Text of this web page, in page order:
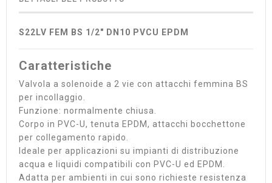
S22LV FEM BS 1/2" DN10 PVCU EPDM
Caratteristiche
Valvola a solenoide a 2 vie con attacchi femmina BS
per incollaggio.
Funzione: normalmente chiusa.
Corpo in PVC-U, tenuta EPDM, attacchi bocchettone
per collegamento rapido.
Ideale per applicazioni su impianti di distribuzione
acqua e liquidi compatibili con PVC-U ed EPDM.
Adatta per ambienti in cui sono richieste resistenza